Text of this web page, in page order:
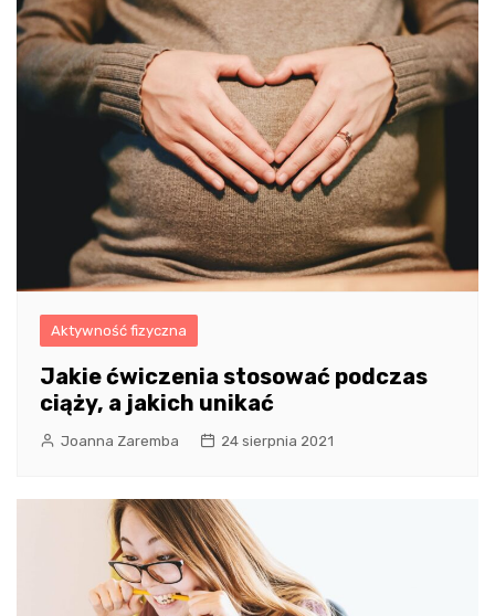
Aktywność fizyczna
Jakie ćwiczenia stosować podczas
ciąży, a jakich unikać
Joanna Zaremba 24 sierpnia 2021